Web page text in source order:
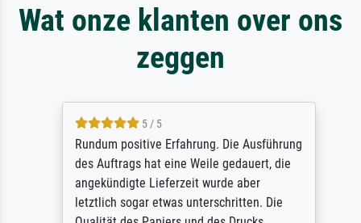
Wat onze klanten over ons
zeggen
5 / 5
Rundum positive Erfahrung. Die Ausführung
des Auftrags hat eine Weile gedauert, die
angekündigte Lieferzeit wurde aber
letztlich sogar etwas unterschritten. Die